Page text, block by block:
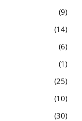
9
14
6
1
25
10
30